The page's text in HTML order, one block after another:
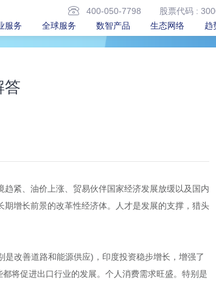
400-050-7798 股票代码 :
服务
全球服务 数智产品 生态网络 趋
答
紧、油价上涨、贸易伙伴国家经济发展放缓以及国内
增长前景的改革性经济体。人才是发展的支撑，猎头
改善道路和能源供应)，印度投资稳步增长，增强了
将促进出口行业的发展。个人消费需求旺盛。特别是